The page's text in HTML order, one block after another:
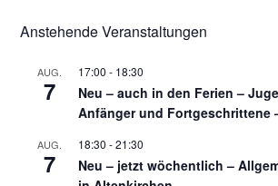
Anstehende Veranstaltungen
AUG.
7
17:00 - 18:30
Neu – auch in den Ferien –
Anfänger und Fortgeschrittene
AUG.
7
18:30 -21:30
Neu – jetzt wöchentlich –